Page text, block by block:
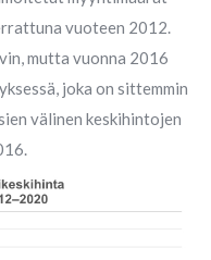
vuoteen 2012.
mutta vuonna 2016
joka on sittemmin
välinen keskihintojen